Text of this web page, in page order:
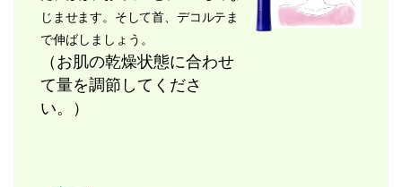
じませます。そして首、デコルテ ま
で伸ばしましょう。
（お肌の乾燥状態に合わせ
て量を調節してくださ
い。）